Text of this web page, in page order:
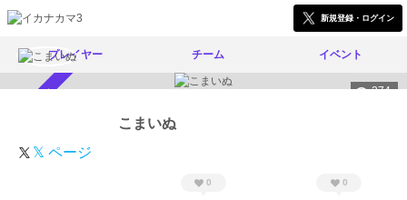
新規登録・ログイン
プレイヤー チーム イベント
274
こまいぬ
𝕏 ページ
0 0